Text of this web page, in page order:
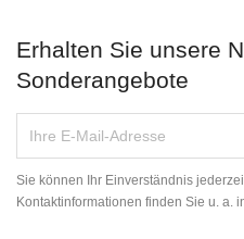
Erhalten Sie unsere
Sonderangebote
Sie können Ihr Einverständnis
Kontaktinformationen finden Sie u. a.